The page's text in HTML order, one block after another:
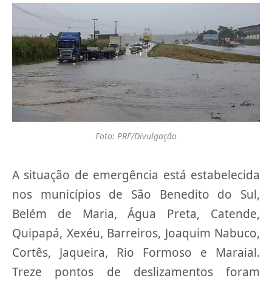
Foto: PRF/Divulgação
A situação de emergência está estabelecida
nos municípios de São Benedito do Sul,
Belém de Maria, Água Preta, Catende,
Quipapá, Xexéu, Barreiros, Joaquim Nabuco,
Cortês, Jaqueira, Rio Formoso e Maraial.
Treze pontos de deslizamentos foram